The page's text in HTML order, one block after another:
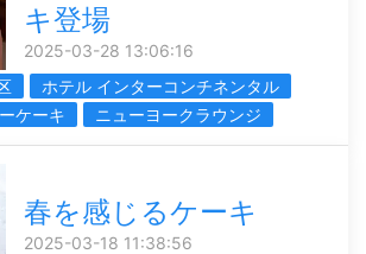
キ登場
2025-03-28 13:06:16
ホテル インターコンチネンタル
ケーキ
ニューヨークラウンジ
春を感じるケーキ
2025-03-18 11:38:56